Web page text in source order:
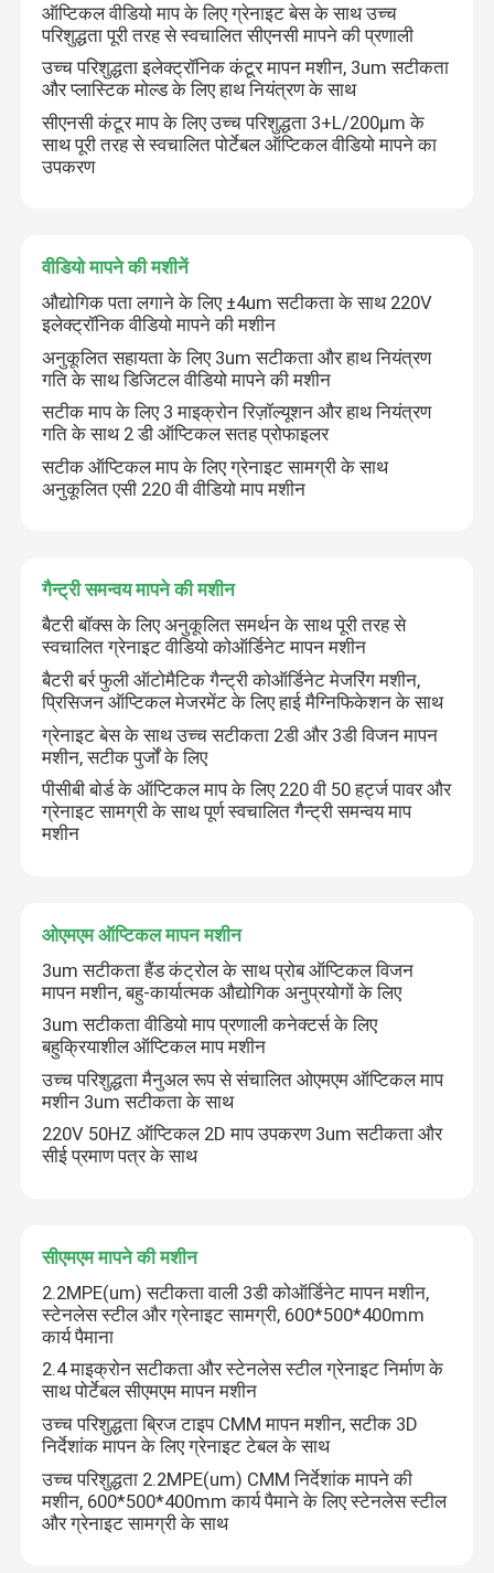
घर
उत्पाद
वीडियो
हमारे बारे में
गुणवत्ता नियंत्रण
समाचार
मामलों
ऑप्टिकल वीडियो माप के लिए ग्रेनाइट बेस के साथ उच्च
परिशुद्धता पूरी तरह से स्वचालित सीएनसी मापने की प्रणाली
उच्च परिशुद्धता इलेक्ट्रॉनिक कंटूर मापन मशीन, 3um सटीकता
और प्लास्टिक मोल्ड के लिए हाथ नियंत्रण के साथ
सीएनसी कंटूर माप के लिए उच्च परिशुद्धता 3+L/200µm के
साथ पूरी तरह से स्वचालित पोर्टेबल ऑप्टिकल वीडियो मापने का
उपकरण
वीडियो मापने की मशीनें
औद्योगिक पता लगाने के लिए ±4um सटीकता के साथ 220V
इलेक्ट्रॉनिक वीडियो मापने की मशीन
अनुकूलित सहायता के लिए 3um सटीकता और हाथ नियंत्रण
गति के साथ डिजिटल वीडियो मापने की मशीन
सटीक माप के लिए 3 माइक्रोन रिज़ॉल्यूशन और हाथ नियंत्रण
गति के साथ 2 डी ऑप्टिकल सतह प्रोफाइलर
सटीक ऑप्टिकल माप के लिए ग्रेनाइट सामग्री के साथ
अनुकूलित एसी 220 वी वीडियो माप मशीन
गैन्ट्री समन्वय मापने की मशीन
बैटरी बॉक्स के लिए अनुकूलित समर्थन के साथ पूरी तरह से
स्वचालित ग्रेनाइट वीडियो कोऑर्डिनेट मापन मशीन
बैटरी बर्र फुली ऑटोमैटिक गैन्ट्री कोऑर्डिनेट मेजरिंग मशीन,
प्रिसिजन ऑप्टिकल मेजरमेंट के लिए हाई मैग्निफिकेशन के साथ
ग्रेनाइट बेस के साथ उच्च सटीकता 2डी और 3डी विजन मापन
मशीन, सटीक पुर्जों के लिए
पीसीबी बोर्ड के ऑप्टिकल माप के लिए 220 वी 50 हर्ट्ज पावर और
ग्रेनाइट सामग्री के साथ पूर्ण स्वचालित गैन्ट्री समन्वय माप
मशीन
ओएमएम ऑप्टिकल मापन मशीन
3um सटीकता हैंड कंट्रोल के साथ प्रोब ऑप्टिकल विजन
मापन मशीन, बहु-कार्यात्मक औद्योगिक अनुप्रयोगों के लिए
3um सटीकता वीडियो माप प्रणाली कनेक्टर्स के लिए
बहुक्रियाशील ऑप्टिकल माप मशीन
उच्च परिशुद्धता मैनुअल रूप से संचालित ओएमएम ऑप्टिकल माप
मशीन 3um सटीकता के साथ
220V 50HZ ऑप्टिकल 2D माप उपकरण 3um सटीकता और
सीई प्रमाण पत्र के साथ
सीएमएम मापने की मशीन
2.2MPE(um) सटीकता वाली 3डी कोऑर्डिनेट मापन मशीन,
स्टेनलेस स्टील और ग्रेनाइट सामग्री, 600*500*400mm
कार्य पैमाना
2.4 माइक्रोन सटीकता और स्टेनलेस स्टील ग्रेनाइट निर्माण के
साथ पोर्टेबल सीएमएम मापन मशीन
उच्च परिशुद्धता ब्रिज टाइप CMM मापन मशीन, सटीक 3D
निर्देशांक मापन के लिए ग्रेनाइट टेबल के साथ
उच्च परिशुद्धता 2.2MPE(um) CMM निर्देशांक मापने की
मशीन, 600*500*400mm कार्य पैमाने के लिए स्टेनलेस स्टील
और ग्रेनाइट सामग्री के साथ